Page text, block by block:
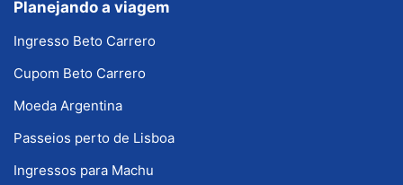
Planejando a viagem
Ingresso Beto Carrero
Cupom Beto Carrero
Moeda Argentina
Passeios perto de Lisboa
Ingressos para Machu